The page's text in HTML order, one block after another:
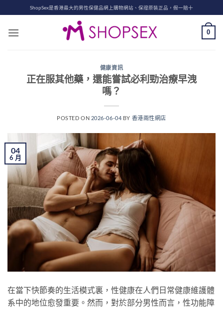
to
content
ShopSex是香港最大的男性保健品網上購物網站、保證原裝正品，假一賠十
0
健康資訊
正在服其他藥，還能嘗試必利勁治療早洩
嗎？
POSTED ON 2026-06-04 BY 香港兩性網店
04
6 月
在當下快節奏的生活模式裏，性健康在人們日常健康維護體
系中的地位愈發重要。然而，對於部分男性而言，性功能障